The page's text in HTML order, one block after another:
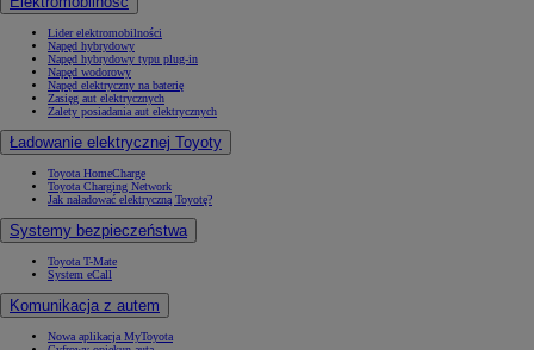
Lider elektromobilności
Napęd hybrydowy
Napęd hybrydowy typu plug-in
Napęd wodorowy
Napęd elektryczny na baterię
Zasięg aut elektrycznych
Zalety posiadania aut elektrycznych
Ładowanie elektrycznej Toyoty
Toyota HomeCharge
Toyota Charging Network
Jak naładować elektryczną Toyotę?
Systemy bezpieczeństwa
Toyota T-Mate
System eCall
Komunikacja z autem
Nowa aplikacja MyToyota